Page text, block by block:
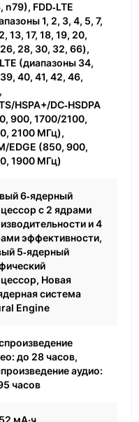
n79), FDD‑LTE
1, 2, 3, 4, 5, 7,
13, 17, 18, 19, 20,
28, 30, 32, 66),
(диапазоны 34,
40, 41, 42, 46,
HSPA+/DC‑HSDPA
900, 1700/2100,
2100 МГц),
EDGE (850, 900,
1900 МГц)
6‑ядерный
с 2 ядрами
и 4
эффективности,
5‑ядерный
Новая
система
Engine
до 28 часов,
аудио:
часов
мА·ч